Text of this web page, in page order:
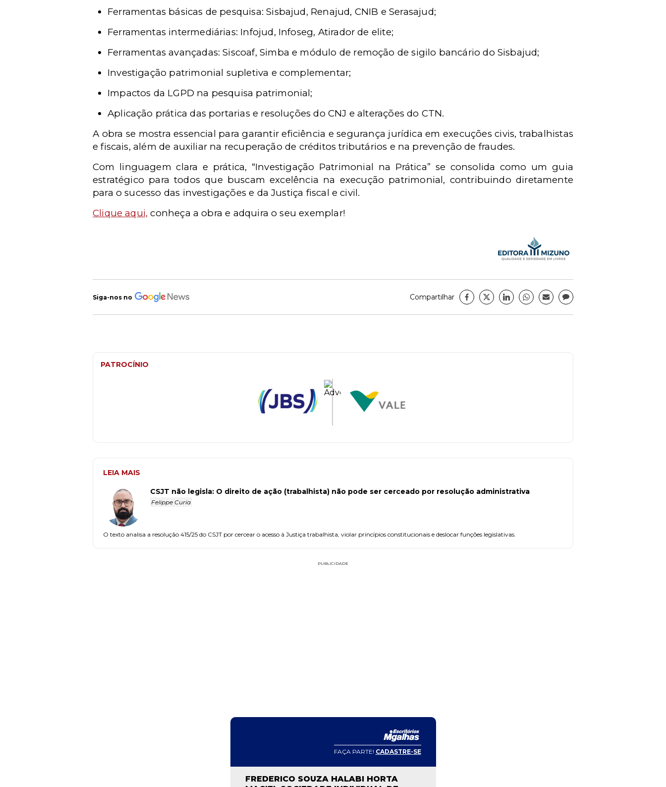
Ferramentas básicas de pesquisa: Sisbajud, Renajud, CNIB e Serasajud;
Ferramentas intermediárias: Infojud, Infoseg, Atirador de elite;
Ferramentas avançadas: Siscoaf, Simba e módulo de remoção de sigilo bancário do Sisbajud;
Investigação patrimonial supletiva e complementar;
Impactos da LGPD na pesquisa patrimonial;
Aplicação prática das portarias e resoluções do CNJ e alterações do CTN.
A obra se mostra essencial para garantir eficiência e segurança jurídica em execuções civis, trabalhistas
e fiscais, além de auxiliar na recuperação de créditos tributários e na prevenção de fraudes.
Com linguagem clara e prática, “Investigação Patrimonial na Prática” se consolida como um guia
estratégico para todos que buscam excelência na execução patrimonial, contribuindo diretamente
para o sucesso das investigações e da Justiça fiscal e civil.
Clique aqui, conheça a obra e adquira o seu exemplar!
Siga-nos no Compartilhar
PATROCÍNIO
LEIA MAIS
CSJT não legisla: O direito de ação (trabalhista) não pode ser cerceado por resolução administrativa
Felippe Curia
O texto analisa a resolução 415/25 do CSJT por cercear o acesso à Justiça trabalhista, violar princípios constitucionais e deslocar funções legislativas.
PUBLICIDADE
FAÇA PARTE! CADASTRE-SE
FREDERICO SOUZA HALABI HORTA